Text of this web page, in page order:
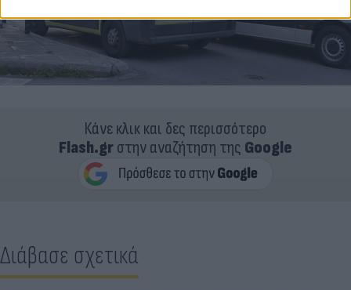
Κάνε κλικ και δες περισσότερο
Flash.grστην αναζήτηση της Google
Διάβασε σχετικά